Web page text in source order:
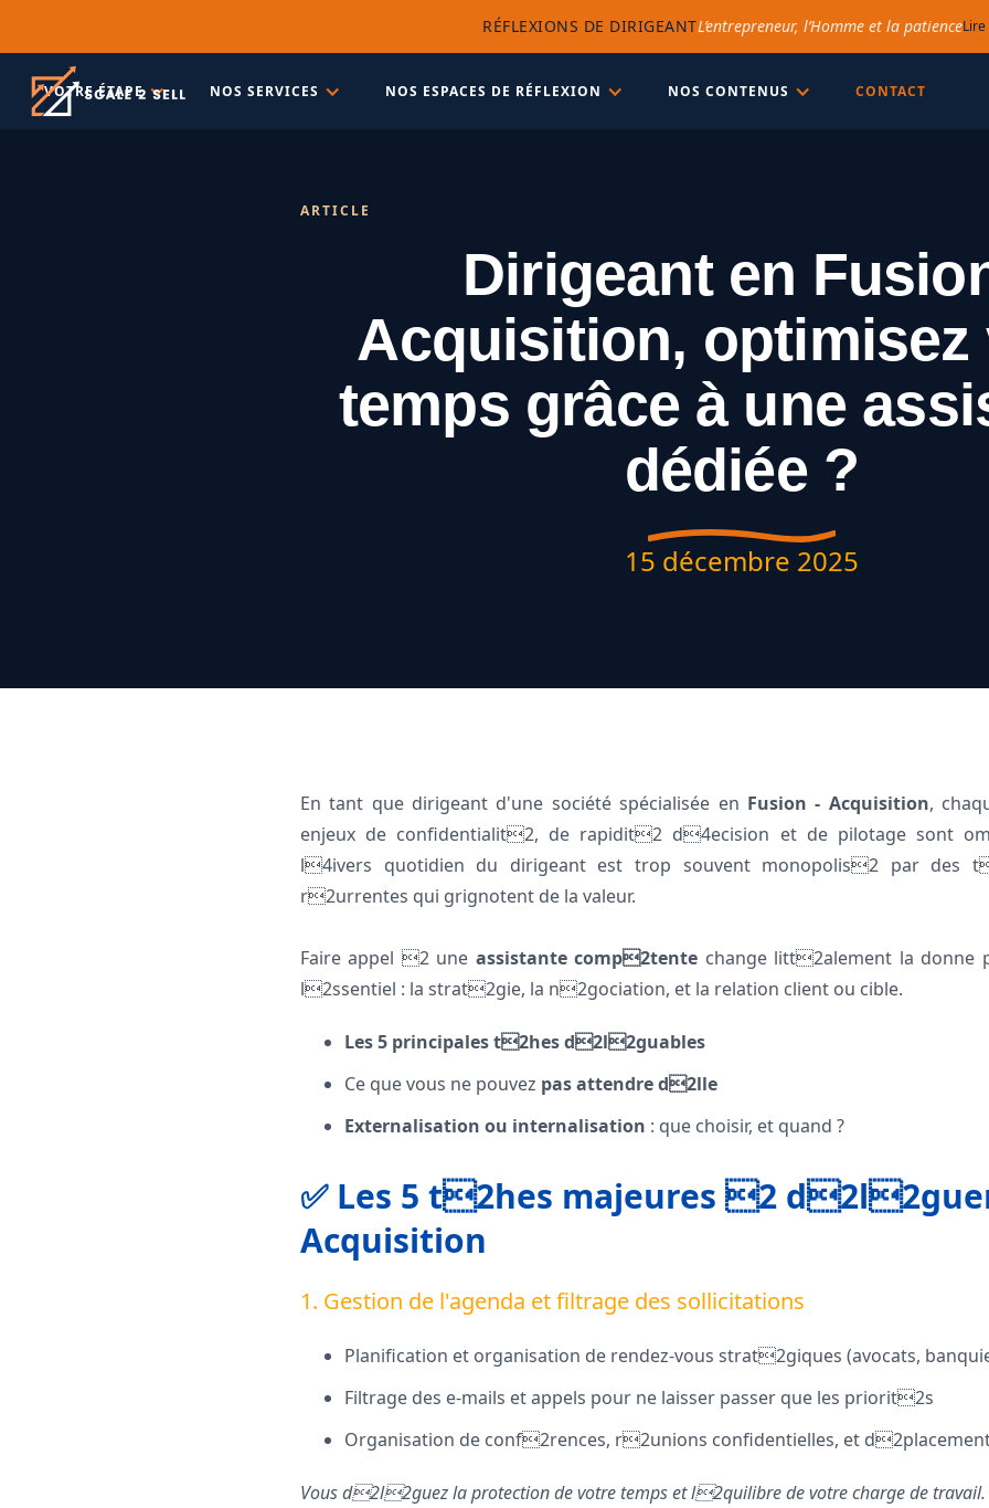
RÉFLEXIONS DE DIRIGEANTL’entrepreneur, l’Homme et la patience
VOTRE ÉTAPE NOS SERVICES NOS ESPACES DE RÉFLEXION NOS CONTENUS CONTACT
ARTICLE
Dirigeant en
Acquisition, optimisez
temps grâce à une
dédiée ?
15 décembre 2025
En tant que dirigeant d'une société spécialisée en Fusion - Acquisition,
enjeux de confidentialit2, de rapidit2 d4ecision et de pilotage sont
l4ivers quotidien du dirigeant est trop souvent monopolis2 par des
r2urrentes qui grignotent de la valeur.
Faire appel 2 une assistante comp2tente change litt2alement la donne
l2ssentiel : la strat2gie, la n2gociation, et la relation client ou cible.
Les 5 principales t2hes d2l2guables
Ce que vous ne pouvez pas attendre d2lle
Externalisation ou internalisation : que choisir, et quand ?
✅ Les 5 t2hes majeures 2
Acquisition
1. Gestion de l'agenda et filtrage des sollicitations
Planification et organisation de rendez-vous strat2giques (avocats,
Filtrage des e-mails et appels pour ne laisser passer que les priorit2s
Organisation de conf2rences, r2unions confidentielles, et
Vous d2l2guez la protection de votre temps et l2quilibre de votre charge de travail.